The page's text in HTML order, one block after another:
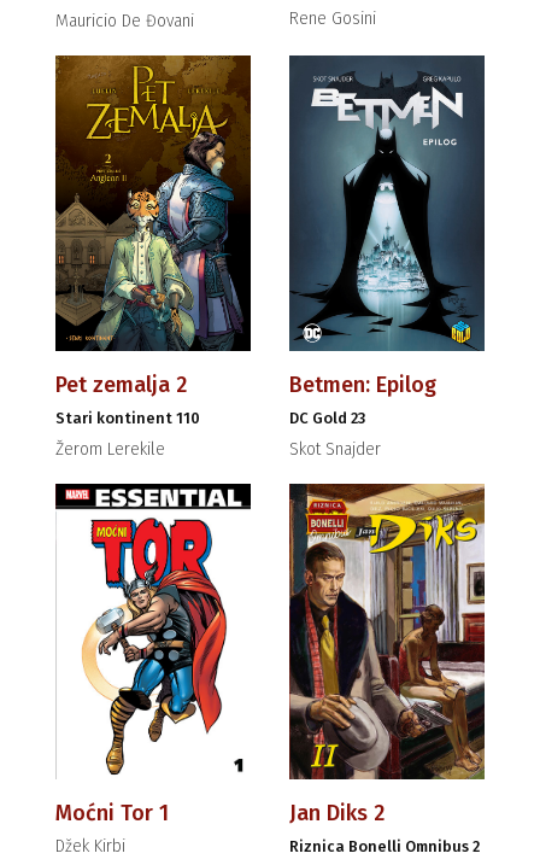
Mauricio De Đovani Rene Gosini
Pet zemalja 2
Stari kontinent 110
Žerom Lerekile
Betmen: Epilog
DC Gold 23
Skot Snajder
Moćni Tor 1
Džek Kirbi
Jan Diks 2
Riznica Bonelli Omnibus 2